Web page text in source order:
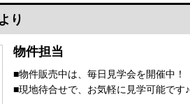
り
物件担当
■物件販売中は、毎日見学会を開催中！
■現地待合せで、お気軽に見学可能です♪